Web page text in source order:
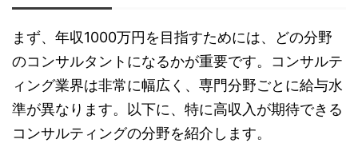
まず、年収1000万円を目指すためには、どの分野
のコンサルタントになるかが重要です。コンサルテ
ィング業界は非常に幅広く、専門分野ごとに給与水
準が異なります。以下に、特に高収入が期待できる
コンサルティングの分野を紹介します。